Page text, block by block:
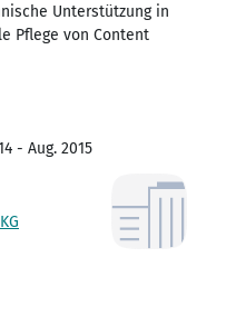
Unterstützung in
Pflege von Content
- Aug. 2015